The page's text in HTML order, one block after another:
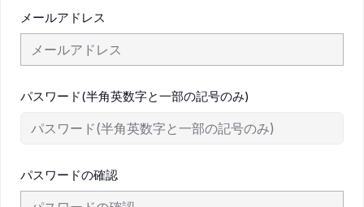
メールアドレス
パスワード(半角英数字と一部の記号のみ)
パスワードの確認